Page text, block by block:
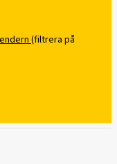
(filtrera på